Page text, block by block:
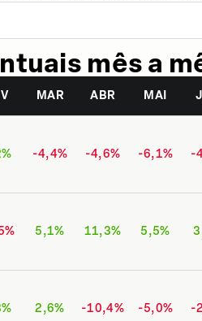
mês a
MAR ABR MAI
-4,4% -4,6% -6,1% -
5,1% 11,3% 5,5%
2,6% -10,4% -5,0% -